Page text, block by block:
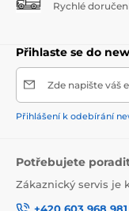
Rychlé
Přihlaste se do
Zde napište váš
Přihlášení k odebírání
Potřebujete
Zákaznický servis je